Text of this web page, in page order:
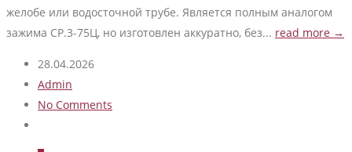
желобе или водосточной трубе. Является полным аналогом
зажима СР.3-75Ц, но изготовлен аккуратно, без... read more →
28.04.2026
Admin
No Comments